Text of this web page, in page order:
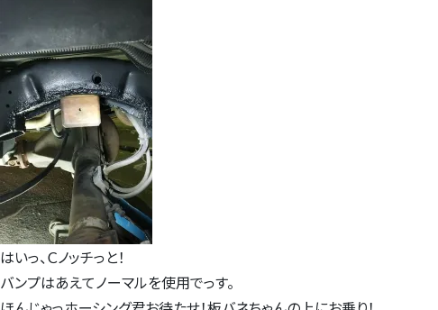
はいっ、Ｃノッチっと！
バンプはあえてノーマルを使用でっす。